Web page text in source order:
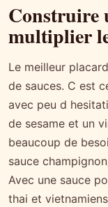
Construire
multiplier
Le meilleur
de sauces. C est
avec peu d
de sesame et un
beaucoup de
sauce
Avec une sauce
thai et